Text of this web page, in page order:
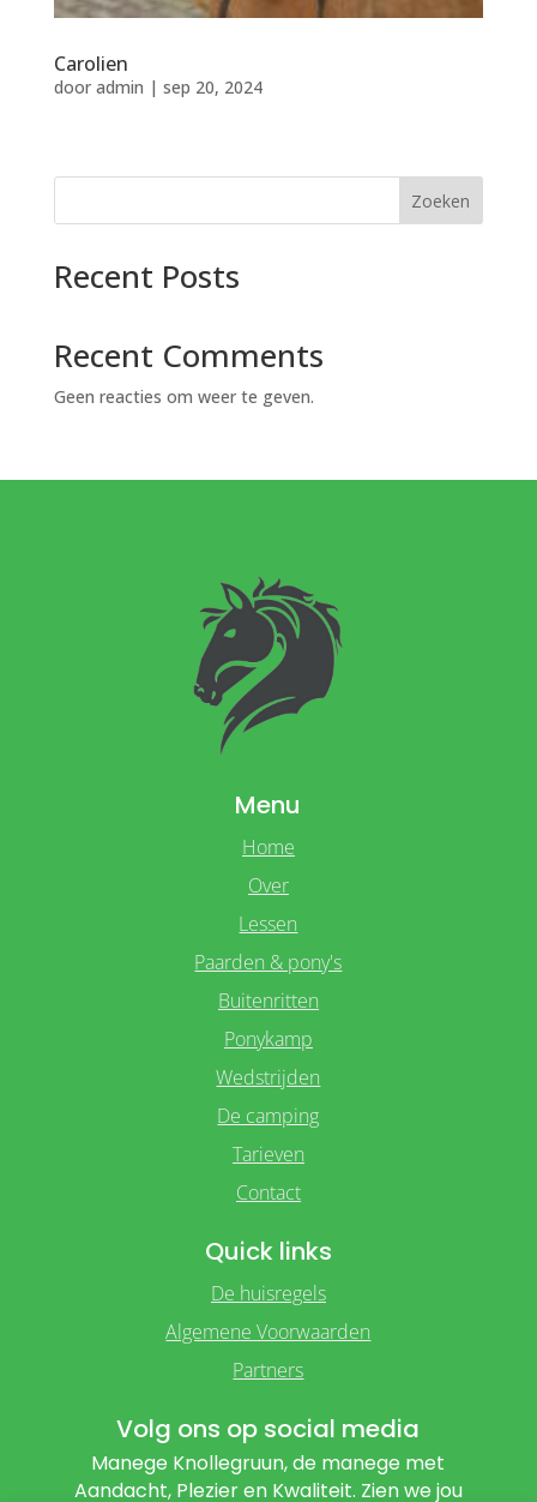
Carolien
door admin | sep 20, 2024
Zoeken
Recent Posts
Recent Comments
Geen reacties om weer te geven.
Menu
Home
Over
Lessen
Paarden & pony's
Buitenritten
Ponykamp
Wedstrijden
De camping
Tarieven
Contact
Quick links
De huisregels
Algemene Voorwaarden
Partners
Volg ons op social media
Manege Knollegruun, de manege met
Aandacht, Plezier en Kwaliteit. Zien we jou